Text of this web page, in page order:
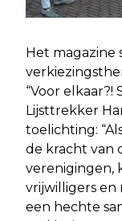
Het magazine
“Voor
Lijsttrekker
toelichting:
de kracht van
verenigingen,
vrijwilligers en
een hechte